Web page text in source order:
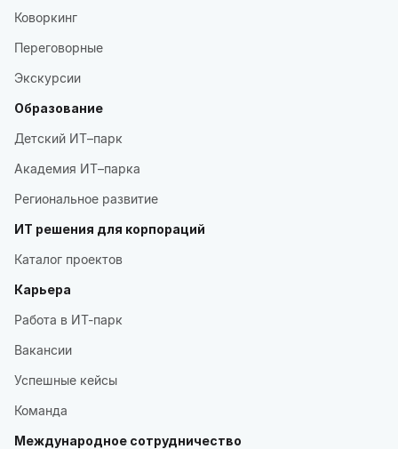
Коворкинг
Переговорные
Экскурсии
Образование
Детский ИТ–парк
Академия ИТ–парка
Региональное развитие
ИТ решения для корпораций
Каталог проектов
Карьера
Работа в ИТ-парк
Вакансии
Успешные кейсы
Команда
Международное сотрудничество